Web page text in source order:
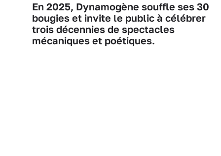
En 2025, Dynamogène souffle ses 30
bougies et invite le public à célébrer
trois décennies de spectacles
mécaniques et poétiques.